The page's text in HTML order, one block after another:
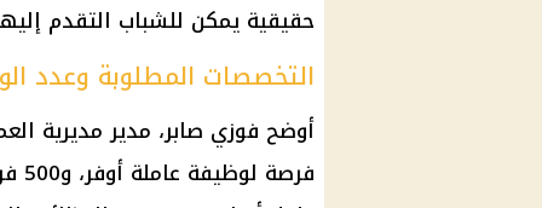
حقيقية يمكن للشباب التقدم
التخصصات المطلوبة وعدد